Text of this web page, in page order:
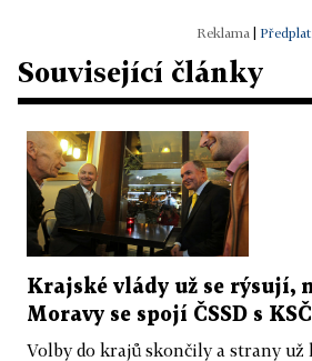
Související články
Krajské vlády už se rýsují,
Moravy se spojí ČSSD s
Volby do krajů skončily a strany už